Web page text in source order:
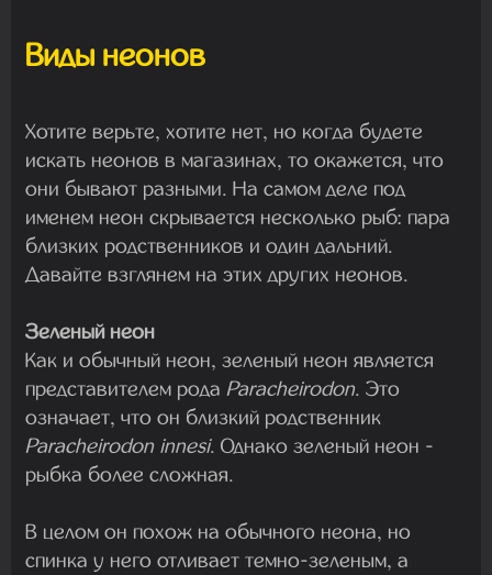
Виды неонов
Хотите верьте, хотите нет, но когда будете
искать неонов в магазинах, то окажется, что
они бывают разными. На самом деле под
именем неон скрывается несколько рыб: пара
близких родственников и один дальний.
Давайте взглянем на этих других неонов.
Зеленый неон
Как и обычный неон, зеленый неон является
представителем рода Paracheirodon. Это
означает, что он близкий родственник
Paracheirodon innesi. Однако зеленый неон -
рыбка более сложная.
В целом он похож на обычного неона, но
спинка у него отливает темно-зеленым, а